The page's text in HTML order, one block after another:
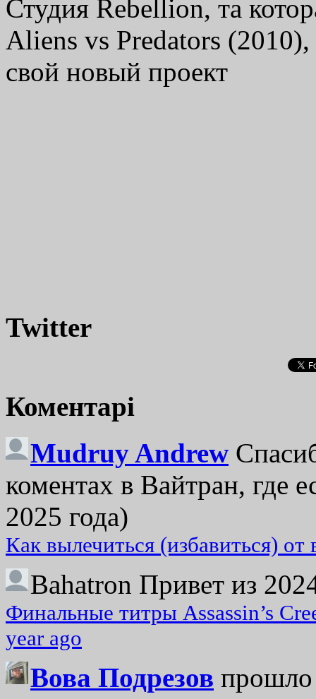
Студия Rebellion, та
Aliens vs Predators (2010),
свой новый проект
Twitter
Коментарі
Mudruy Andrew
коментах в Вайтран, где
2025 года)
Как вылечиться (избавиться)
Bahatron Привет из
Финальные титры Assassin’s
year ago
Вова Подрезов прошло